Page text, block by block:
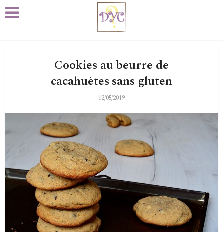
Cookies au beurre de
cacahuètes sans gluten
12/05/2019